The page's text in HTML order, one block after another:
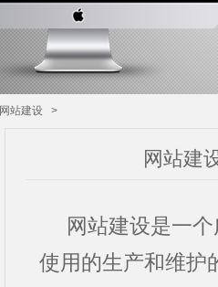
网站建设 >
网站建
网站建设是一个
使用的生产和维护